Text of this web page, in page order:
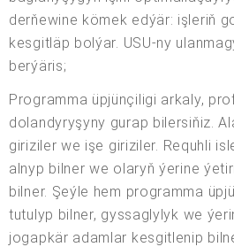
derňewine kömek edýär: işleriň
kesgitläp bolýar. USU-ny
berýäris;
Programma üpjünçiligi arkaly,
dolandyryşyny gurap bilersiňiz.
giriziler we işe giriziler. Requhli
alnyp bilner we olaryň ýerine
bilner. Şeýle hem programma
tutulyp bilner, gyssaglylyk we
jogapkär adamlar kesgitlenip